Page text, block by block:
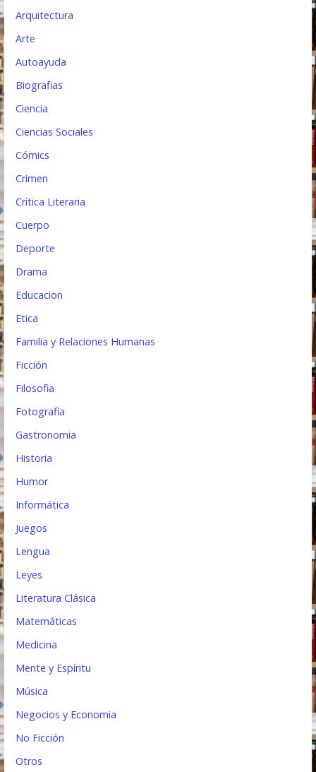
nArquitectura
Arte
Autoayuda
Biografias
Ciencia
Ciencias Sociales
Cómics
Crimen
Crítica Literaria
Cuerpo
Deporte
Drama
Educacion
Etica
Familia y Relaciones Humanas
Ficción
Filosofia
Fotografia
Gastronomia
Historia
Humor
Informática
Juegos
Lengua
Leyes
Literatura Clásica
Matemáticas
Medicina
Mente y Espíritu
Música
Negocios y Economia
No Ficción
Otros